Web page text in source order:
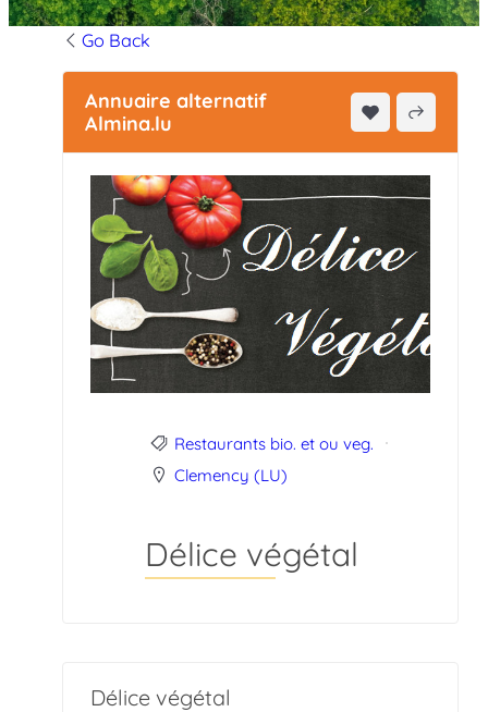
Go Back
Annuaire alternatif
Almina.lu
Restaurants bio. et ou veg.
Clemency (LU)
Délice végétal
Délice végétal